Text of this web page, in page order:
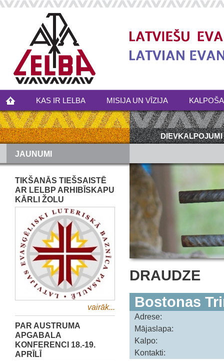
KAS IR LELBA MISIJA UN VĪZIJA
DIEVKALPOJUMI
JAUNUMI
TIKŠANĀS TIEŠSAISTĒ
AR LELBP ARHIBĪSKAPU
KĀRLI ŽOLU
vairāk...
PAR AUSTRUMA
APGABALA
KONFERENCI 18.-19.
APRĪLĪ
DRAUDZE
Bostonas
Adrese:
Mājaslapa:
Kalpo:
Kontakti: